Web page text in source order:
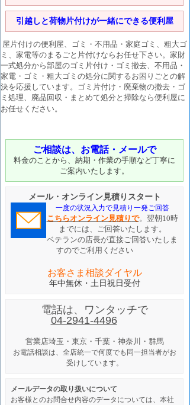
引越しと荷物片付けが一緒にできる便利屋
屋片付けの便利屋、ゴミ・不用品・家庭ゴミ、粗大ゴ
ミ、家電等のまるごと片付けならお任せ下さい。家財
一式処分から部屋のゴミ片付け・ゴミ撤去、不用品・
家電・ゴミ・粗大ゴミの処分に関するお困りごとの解
決を応援しています。ゴミ片付け・廃棄物の撤去・ゴ
ミ処理、廃品回収・まとめて処分と掃除なら便利屋に
お任せください。
ご相談は、お電話・メールで
料金のことから、納期・作業の手順など丁寧に
ご案内いたします。
メール・オンライン見積りスタート
一度の状況入力で見積り一発ご回答
こちらオンライン見積りで。翌朝10時
までには、ご回答いたします。
ベテランの店長が直接ご回答いたしま
すのでご利用ください
お客さま相談ダイヤル
年中無休・土日祝日受付
電話は、ワンタッチで
04-2941-4496
営業店埼玉・東京・千葉・神奈川・群馬
お電話相談は、全店統一で何度でも同一担当者がお
受けしています。
メールデータの取り扱いについて
お客様とのお問合せ内容のデータについては、本社